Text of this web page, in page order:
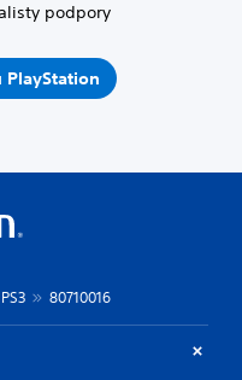
podpory
PS3 80710016